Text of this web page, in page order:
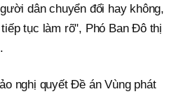
dân chuyển đổi hay không,
tục làm rõ", Phó Ban Đô thị
nghị quyết Đề án Vùng phát